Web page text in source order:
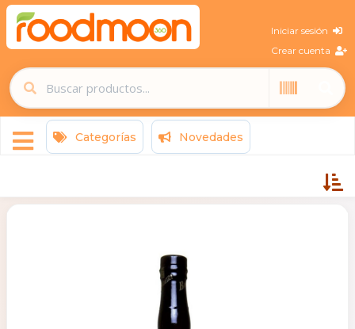
Iniciar sesión
Crear cuenta
Categorías Novedades